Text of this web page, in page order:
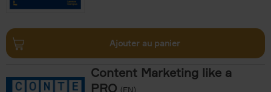
Ajouter au panier
Content Marketing like a
PRO (EN)